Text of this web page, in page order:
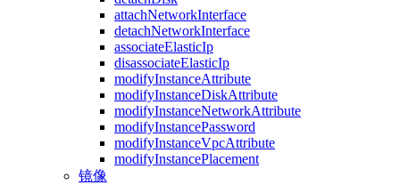
attachNetworkInterface
detachNetworkInterface
associateElasticIp
disassociateElasticIp
modifyInstanceAttribute
modifyInstanceDiskAttribute
modifyInstanceNetworkAttribute
modifyInstancePassword
modifyInstanceVpcAttribute
modifyInstancePlacement
镜像